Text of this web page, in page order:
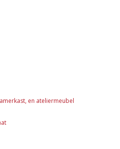
en ateliermeubel